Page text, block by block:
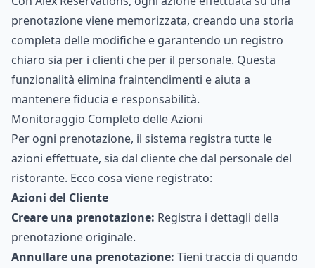
prenotazione viene memorizzata, creando una storia
completa delle modifiche e garantendo un registro
chiaro sia per i clienti che per il personale. Questa
funzionalità elimina fraintendimenti e aiuta a
mantenere fiducia e responsabilità.
Monitoraggio Completo delle Azioni
Per ogni prenotazione, il sistema registra tutte le
azioni effettuate, sia dal cliente che dal personale del
ristorante. Ecco cosa viene registrato:
Azioni del Cliente
Creare una prenotazione: Registra i dettagli della
prenotazione originale.
Annullare una prenotazione: Tieni traccia di quando